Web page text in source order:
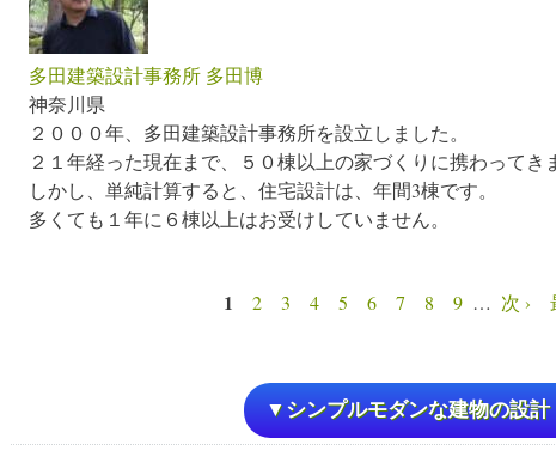
多田建築設計事務所 多田博
神奈川県
２０００年、多田建築設計事務所を設立しました。
２１年経った現在まで、５０棟以上の家づくりに携わってき
しかし、単純計算すると、住宅設計は、年間3棟です。
多くても１年に６棟以上はお受けしていません。
1 2 3 4 5 6 7 8 9 … 次 ›
▼シンプルモダンな建物の設